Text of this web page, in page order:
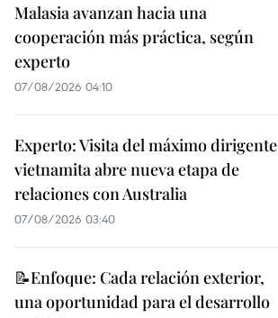
Malasia avanzan hacia una
cooperación más práctica, según
experto
07/08/2026 04:10
Experto: Visita del máximo dirigente
vietnamita abre nueva etapa de
relaciones con Australia
07/08/2026 03:40
📝Enfoque: Cada relación exterior,
una oportunidad para el desarrollo